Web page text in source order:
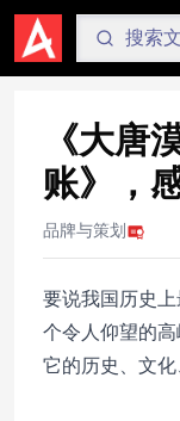
《大唐
账》，
品牌与策划
要说我国历史
个令人仰望的
它的历史、文化